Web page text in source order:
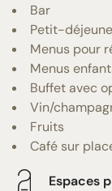
Bar
Petit-
Menus pour
Menus
Buffet avec
Vin/
Fruits
Café sur
Espaces